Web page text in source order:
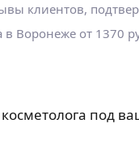
клиентов,
в Воронеже от 1370
под